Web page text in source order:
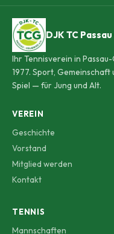
DJK TC
Ihr Tennisverein in
1977. Sport, Gemeinschaft
Spiel — für Jung und Alt.
VEREIN
Geschichte
Vorstand
Mitglied werden
Kontakt
TENNIS
Mannschaften